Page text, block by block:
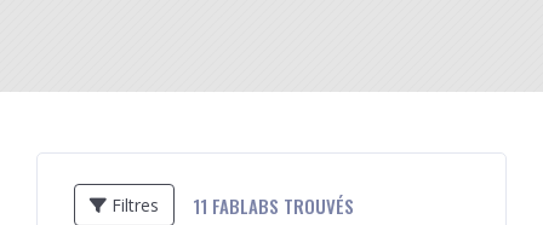
Filtres 11 FABLABS TROUVÉS